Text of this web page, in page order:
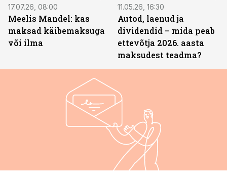
17.07.26, 08:00
Meelis Mandel: kas
maksad käibemaksuga
või ilma
11.05.26, 16:30
Autod, laenud ja
dividendid – mida peab
ettevõtja 2026. aasta
maksudest teadma?